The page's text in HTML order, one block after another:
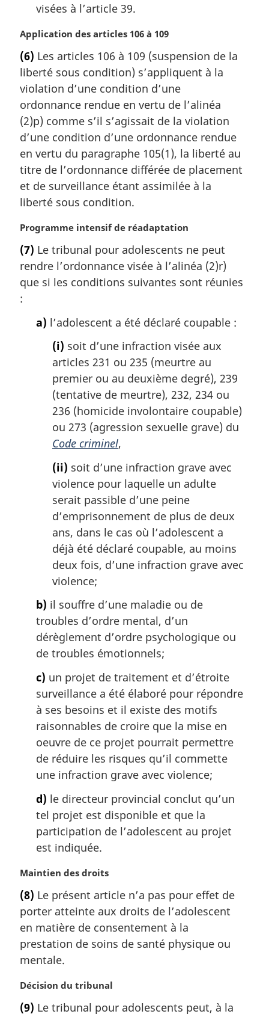
visées à l’article 39.
N
t
e
m
a
r
g
i
n
a
e
:
Application des articles 106 à 109
(6) Les articles 106 à 109 (suspension de la
liberté sous condition) s’appliquent à la
violation d’une condition d’une
ordonnance rendue en vertu de l’alinéa
(2)p) comme s’il s’agissait de la violation
d’une condition d’une ordonnance rendue
en vertu du paragraphe 105(1), la liberté au
titre de l’ordonnance différée de placement
et de surveillance étant assimilée à la
liberté sous condition.
N
t
e
m
a
r
Programme intensif de réadaptation
(7) Le tribunal pour adolescents ne peut
rendre l’ordonnance visée à l’alinéa (2)r)
que si les conditions suivantes sont réunies
:
a) l’adolescent a été déclaré coupable :
(i) soit d’une infraction visée aux
articles 231 ou 235 (meurtre au
premier ou au deuxième degré), 239
(tentative de meurtre), 232, 234 ou
236 (homicide involontaire coupable)
ou 273 (agression sexuelle grave) du
Code criminel,
(ii) soit d’une infraction grave avec
violence pour laquelle un adulte
serait passible d’une peine
d’emprisonnement de plus de deux
ans, dans le cas où l’adolescent a
déjà été déclaré coupable, au moins
deux fois, d’une infraction grave avec
violence;
b) il souffre d’une maladie ou de
troubles d’ordre mental, d’un
dérèglement d’ordre psychologique ou
de troubles émotionnels;
c) un projet de traitement et d’étroite
surveillance a été élaboré pour répondre
à ses besoins et il existe des motifs
raisonnables de croire que la mise en
oeuvre de ce projet pourrait permettre
de réduire les risques qu’il commette
une infraction grave avec violence;
d) le directeur provincial conclut qu’un
tel projet est disponible et que la
participation de l’adolescent au projet
est indiquée.
N
t
e
m
a
r
g
n
a
Maintien des droits
(8) Le présent article n’a pas pour effet de
porter atteinte aux droits de l’adolescent
en matière de consentement à la
prestation de soins de santé physique ou
mentale.
N
Décision du tribunal
(9) Le tribunal pour adolescents peut, à la